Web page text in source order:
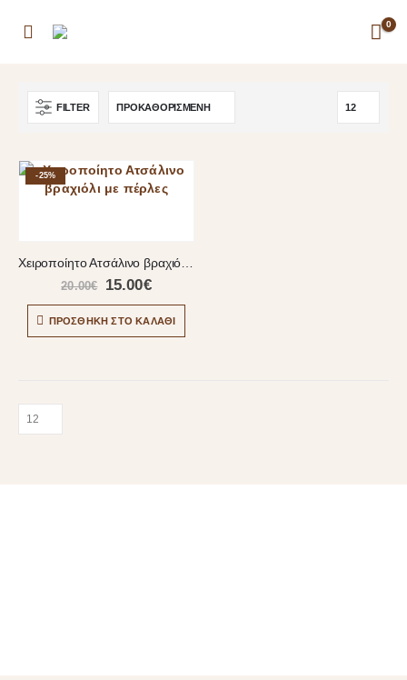
0
FILTER
-25%
20.00€ 15.00€
ΠΡΟΣΘΉΚΗ ΣΤΟ ΚΑΛΆΘΙ